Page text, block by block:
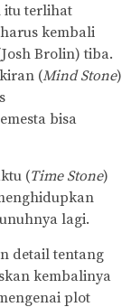
itu terlihat
kembali
Brolin) tiba.
(Mind Stone)
bisa
(Time Stone)
lagi.
detail tentang
kembalinya
plot